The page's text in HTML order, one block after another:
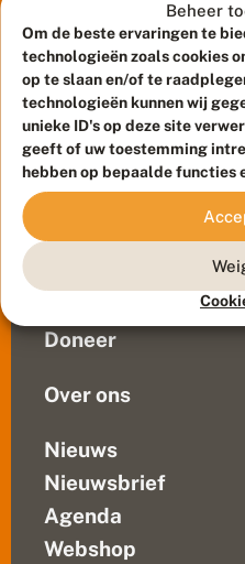
Beheer
Om de beste ervaringen te
technologieën zoals cookies
op te slaan en/of te
technologieën kunnen wij
unieke ID's op deze site
geeft of uw toestemming
hebben op bepaalde functies
r
s
i
n
h
e
t
v
o
e
g
e
v
o
wakker.
Zonnig
weer
in
het
voorjaar
zorgt
er
ook
voor
dat
vlinders
Contact
Veelgestelde
Doneer
Over ons
Nieuws
Nieuwsbrief
Agenda
Webshop
Meld
© 2026
Duurzaam ontwikkeld
Blue